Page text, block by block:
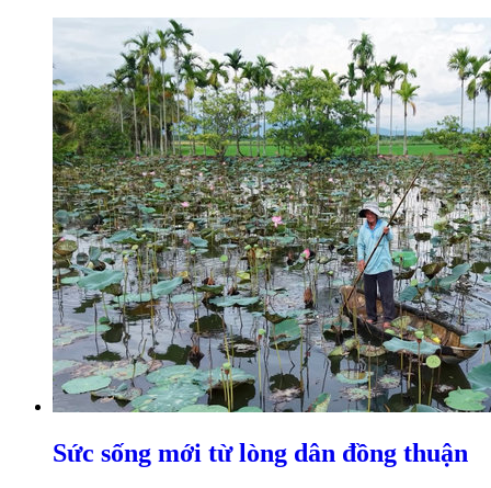
Sức sống mới từ lòng dân đồng thuận